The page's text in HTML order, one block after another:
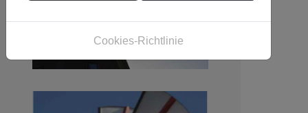
Cookies-Richtlinie